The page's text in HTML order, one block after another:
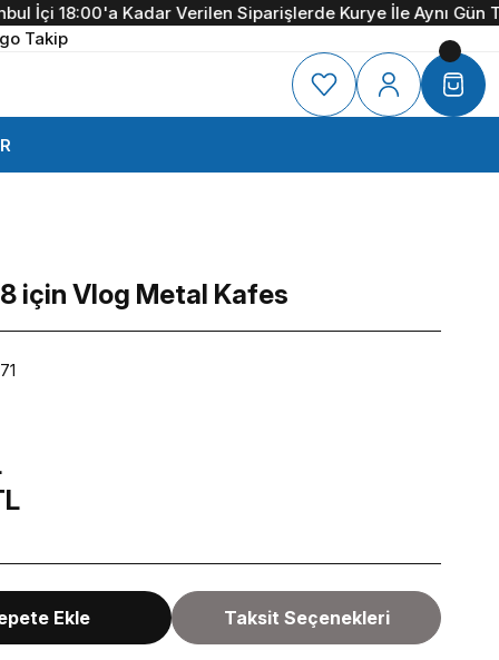
18:00'a Kadar Verilen Siparişlerde Kurye İle Aynı Gün
Takip
için Vlog Metal Kafes
Ekle Taksit Seçenekleri